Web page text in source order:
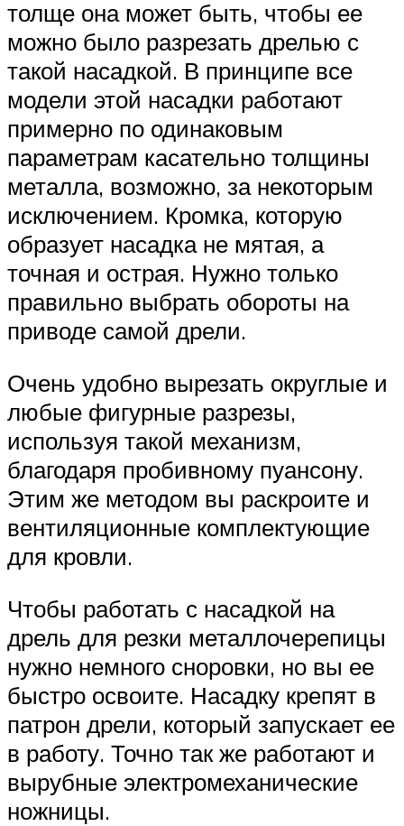
толще она может быть, чтобы ее
можно было разрезать дрелью с
такой насадкой. В принципе все
модели этой насадки работают
примерно по одинаковым
параметрам касательно толщины
металла, возможно, за некоторым
исключением. Кромка, которую
образует насадка не мятая, а
точная и острая. Нужно только
правильно выбрать обороты на
приводе самой дрели.
Очень удобно вырезать округлые и
любые фигурные разрезы,
используя такой механизм,
благодаря пробивному пуансону.
Этим же методом вы раскроите и
вентиляционные комплектующие
для кровли.
Чтобы работать с насадкой на
дрель для резки металлочерепицы
нужно немного сноровки, но вы ее
быстро освоите. Насадку крепят в
патрон дрели, который запускает ее
в работу. Точно так же работают и
вырубные электромеханические
ножницы.